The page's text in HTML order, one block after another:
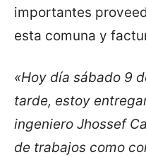
importantes
esta comuna y
«Hoy día sábado 9
tarde, estoy
ingeniero Jhossef
de trabajos como